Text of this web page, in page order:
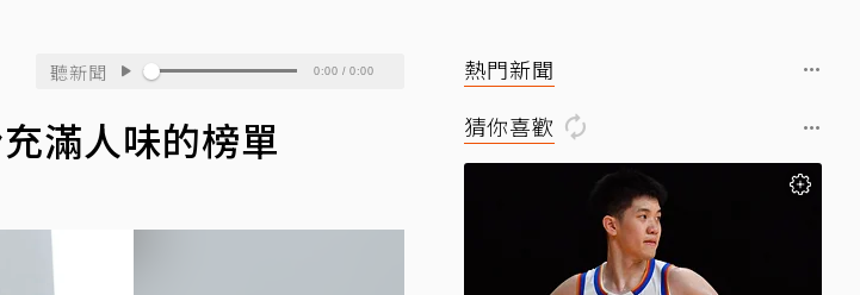
聽新聞 0:00 / 0:00
滿人味的榜單
熱門新聞
猜你喜歡